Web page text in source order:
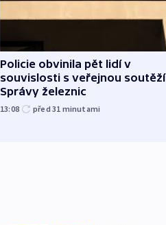
Policie obvinila pět lidí v
souvislosti s veřejnou soutěží
Správy železnic
13:08 před 31 minutami